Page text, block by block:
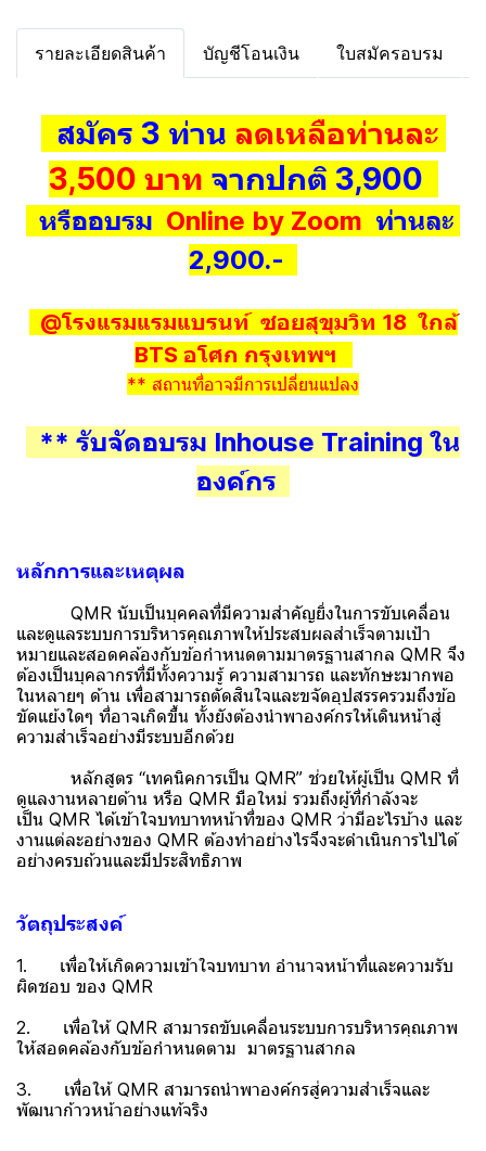
รายละเอียดสินค้า บัญชีโอนเงิน ใบสมัครอบรม
สมัคร 3 ท่าน ลดเหลือท่านละ
3,500 บาท จากปกติ 3,900
หรืออบรม Online by Zoom ท่านละ
2,900.-
@โรงแรมแรมแบรนท์ ซอยสุขุมวิท 18 ใกล้
BTS อโศก กรุงเทพฯ
** สถานที่อาจมีการเปลี่ยนแปลง
** รับจัดอบรม Inhouse Training ใน
องค์กร
หลักการและเหตุผล
QMR นับเป็นบุคคลที่มีความสำคัญยิ่งในการขับเคลื่อน
และดูแลระบบการบริหารคุณภาพให้ประสบผลสำเร็จตามเป้า
หมายและสอดคล้องกับข้อกำหนดตามมาตรฐานสากล QMR จึง
ต้องเป็นบุคลากรที่มีทั้งความรู้ ความสามารถ และทักษะมากพอ
ในหลายๆ ด้าน เพื่อสามารถตัดสินใจและขจัดอุปสรรครวมถึงข้อ
ขัดแย้งใดๆ ที่อาจเกิดขึ้น ทั้งยังต้องนำพาองค์กรให้เดินหน้าสู่
ความสำเร็จอย่างมีระบบอีกด้วย
หลักสูตร “เทคนิคการเป็น QMR” ช่วยให้ผู้เป็น QMR ที่
ดูแลงานหลายด้าน หรือ QMR มือใหม่ รวมถึงผู้ที่กำลังจะ
เป็น QMR ได้เข้าใจบทบาทหน้าที่ของ QMR ว่ามีอะไรบ้าง และ
งานแต่ละอย่างของ QMR ต้องทำอย่างไรจึงจะดำเนินการไปได้
อย่างครบถ้วนและมีประสิทธิภาพ
วัตถุประสงค์
1. เพื่อให้เกิดความเข้าใจบทบาท อำนาจหน้าที่และความรับ
ผิดชอบ ของ QMR
2. เพื่อให้ QMR สามารถขับเคลื่อนระบบการบริหารคุณภาพ
ให้สอดคล้องกับข้อกำหนดตาม มาตรฐานสากล
3. เพื่อให้ QMR สามารถนำพาองค์กรสู่ความสำเร็จและ
พัฒนาก้าวหน้าอย่างแท้จริง